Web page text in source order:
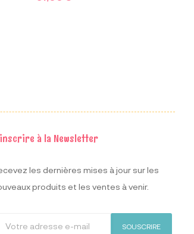
à la Newsletter
les dernières mises à jour sur les
produits et les ventes à venir.
SOUSCRIRE